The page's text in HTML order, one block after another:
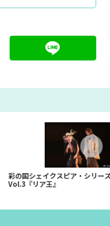
彩の国シェイクスピア・シリー
Vol.3『リア王』